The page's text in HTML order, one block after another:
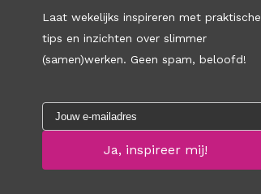
Laat wekelijks inspireren met praktische
tips en inzichten over slimmer
(samen)werken. Geen spam, beloofd!